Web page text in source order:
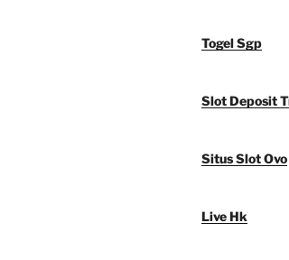
Togel Sgp
Slot Deposit
Situs Slot Ovo
Live Hk